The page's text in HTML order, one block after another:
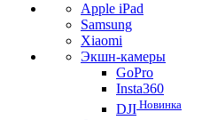
Apple iPad
Samsung
Xiaomi
Экшн-камеры
GoPro
Insta360
DJI Новинка